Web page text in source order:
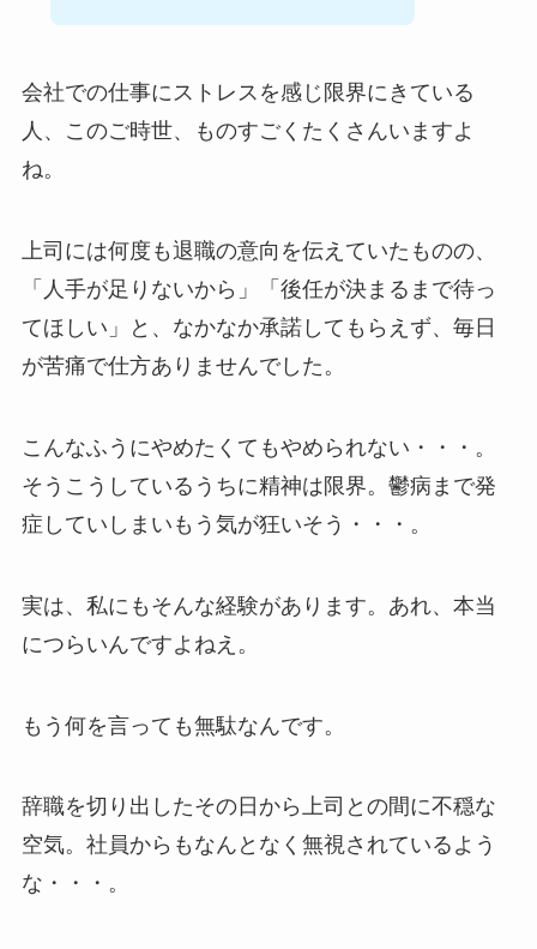
会社での仕事にストレスを感じ限界にきている
人、このご時世、ものすごくたくさんいますよ
ね。
上司には何度も退職の意向を伝えていたものの、
「人手が足りないから」「後任が決まるまで待っ
てほしい」と、なかなか承諾してもらえず、毎日
が苦痛で仕方ありませんでした。
こんなふうにやめたくてもやめられない・・・。
そうこうしているうちに精神は限界。鬱病まで発
症していしまいもう気が狂いそう・・・。
実は、私にもそんな経験があります。あれ、本当
につらいんですよねえ。
もう何を言っても無駄なんです。
辞職を切り出したその日から上司との間に不穏な
空気。社員からもなんとなく無視されているよう
な・・・。